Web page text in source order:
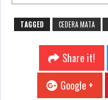
TAGGED CEDERA MATA
Share it!
Google +